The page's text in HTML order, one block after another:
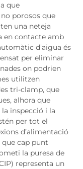
que
porosos que
una neteja
en contacte amb
d’aigua és
per eliminar
on podrien
utilitzen
tri-clamp, que
alhora que
inspecció i la
per tot el
d’alimentació
cap punt
la puresa de
representa un